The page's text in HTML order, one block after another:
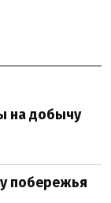
на добычу
побережья